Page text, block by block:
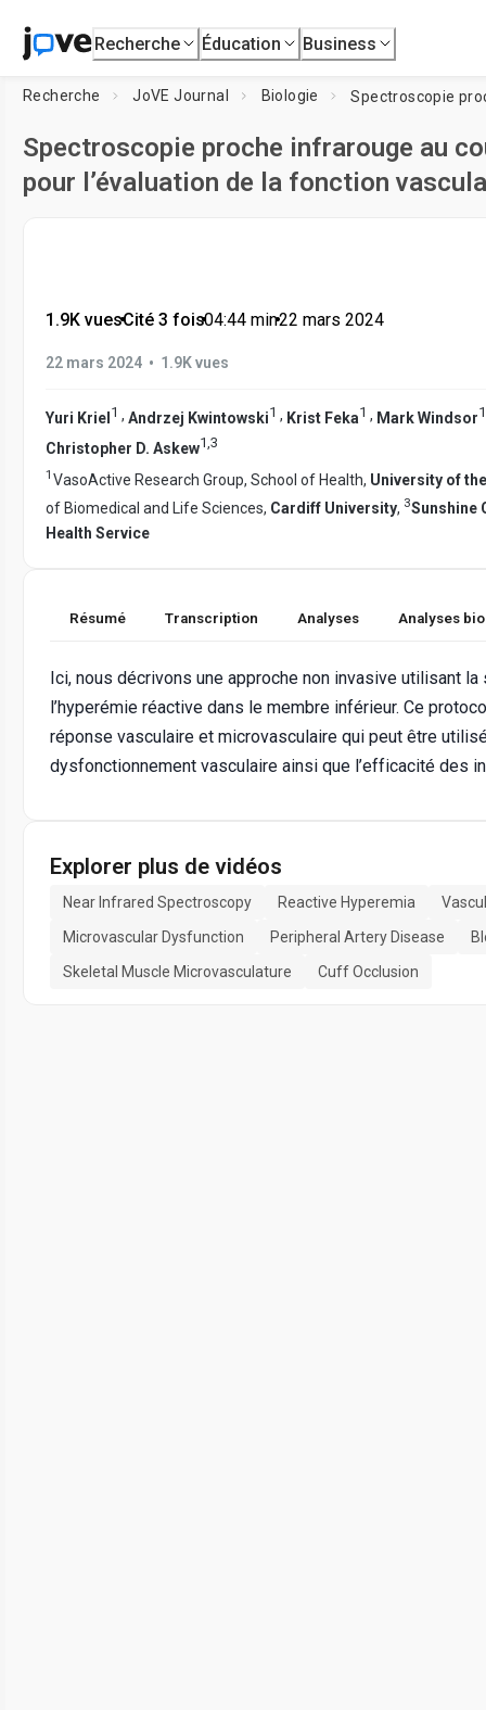
Recherche Éducation Business
Recherche JoVE Journal Biologie
Spectroscopie proche infrarouge au
pour l’évaluation de la fonction
1.9K vues•Cité 3 fois•04:44 min•22 mars 2024
22 mars 2024 • 1.9K vues
Yuri Kriel 1 , Andrzej Kwintowski1 , Krist Feka1 , Mark Windsor1
Christopher D. Askew1 3
1 VasoActive Research Group, School of Health, University of
of Biomedical and Life Sciences, Cardiff University, 3Sunshine
Health Service
Résumé Transcription Analyses Analyses
Ici, nous décrivons une approche non invasive utilisant
l’hyperémie réactive dans le membre inférieur. Ce
réponse vasculaire et microvasculaire qui peut être
dysfonctionnement vasculaire ainsi que l’efficacité des
Explorer plus de vidéos
Near Infrared Spectroscopy Reactive Hyperemia
Microvascular Dysfunction
Peripheral Artery Disease
Skeletal Muscle Microvasculature
Cuff Occlusion